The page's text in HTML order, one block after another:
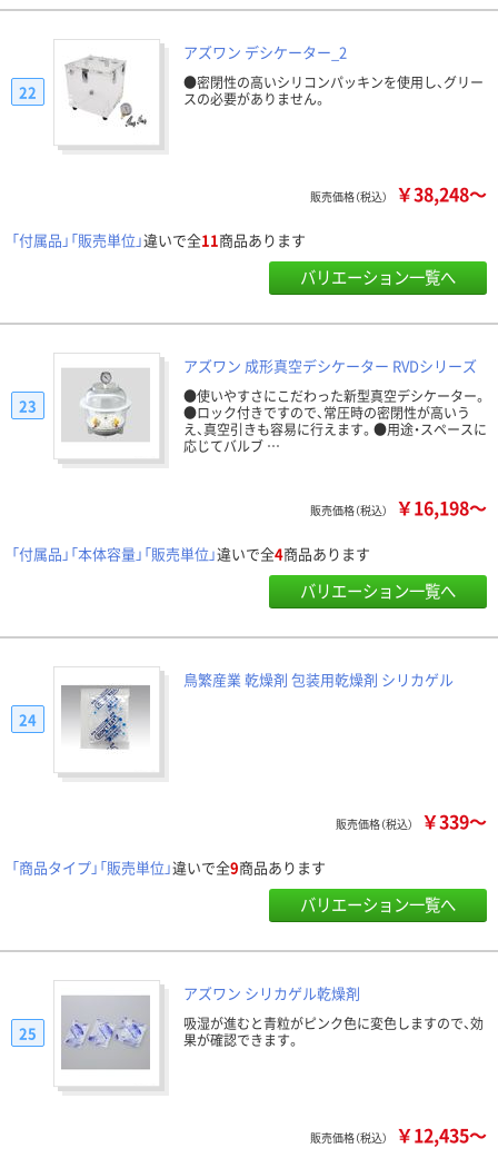
アズワン デシケーター_2
●密閉性の高いシリコンパッキンを使用し、グリー
スの必要がありません。
22
販売価格（税込） ￥38,248～
「付属品」「販売単位」違いで全11商品あります
バリエーション一覧へ
アズワン 成形真空デシケーター RVDシリーズ
●使いやすさにこだわった新型真空デシケーター。
●ロック付きですので、常圧時の密閉性が高いう
え、真空引きも容易に行えます。●用途・スペースに
応じてバルブ …
23
販売価格（税込） ￥16,198～
「付属品」「本体容量」「販売単位」違いで全4商品あります
バリエーション一覧へ
鳥繁産業 乾燥剤 包装用乾燥剤 シリカゲル
24
販売価格（税込） ￥339～
「商品タイプ」「販売単位」違いで全9商品あります
バリエーション一覧へ
アズワン シリカゲル乾燥剤
吸湿が進むと青粒がピンク色に変色しますので、効
果が確認できます。
25
販売価格（税込） ￥12,435～